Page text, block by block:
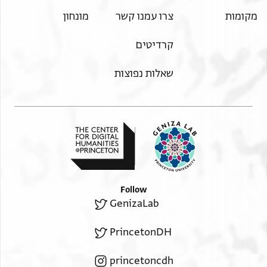
מקומות צרו עמנו קשר
קרדיטים
שאלות נפוצות
מונחון
Follow
GenizaLab
PrincetonDH
princetoncdh